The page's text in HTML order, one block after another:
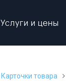
Услуги и цены
Карточки товара